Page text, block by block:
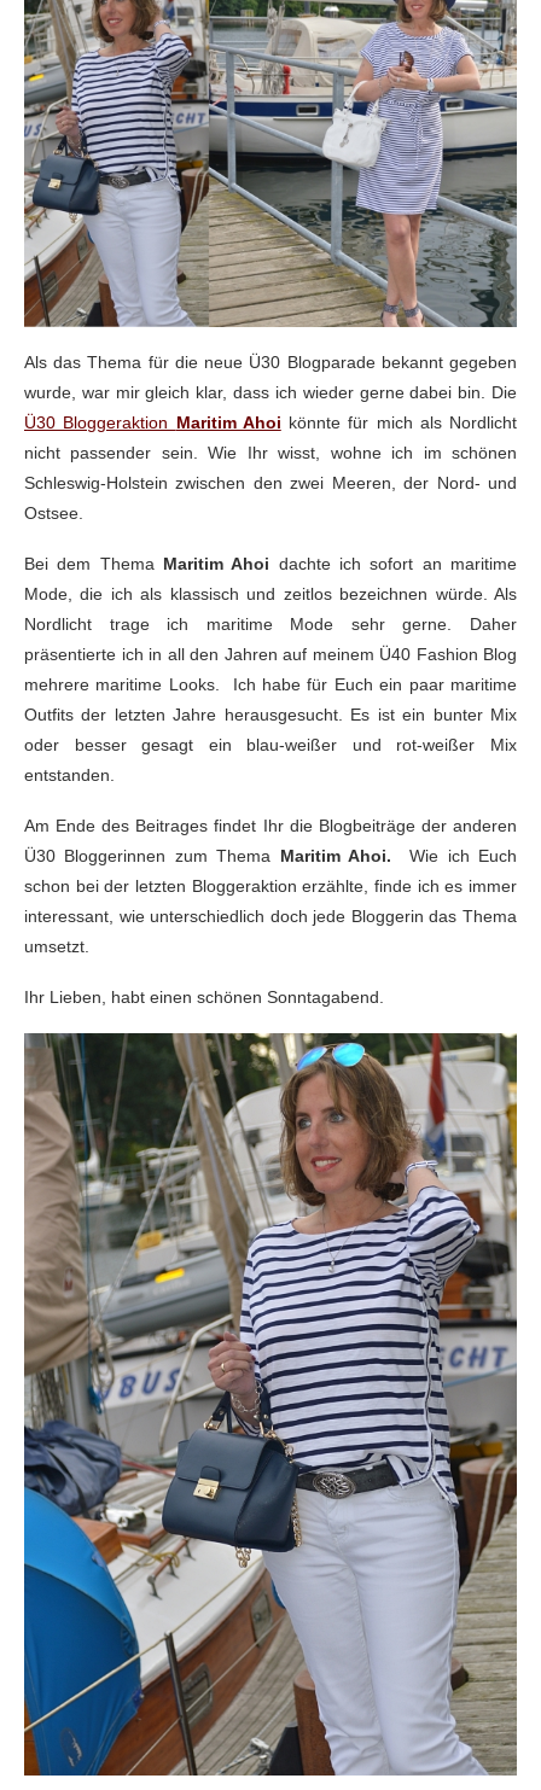
Als das Thema für die neue Ü30 Blogparade bekannt gegeben
wurde, war mir gleich klar, dass ich wieder gerne dabei bin. Die
Ü30 Bloggeraktion Maritim Ahoi könnte für mich als Nordlicht
nicht passender sein. Wie Ihr wisst, wohne ich im schönen
Schleswig-Holstein zwischen den zwei Meeren, der Nord- und
Ostsee.
Bei dem Thema Maritim Ahoi dachte ich sofort an maritime
Mode, die ich als klassisch und zeitlos bezeichnen würde. Als
Nordlicht trage ich maritime Mode sehr gerne. Daher
präsentierte ich in all den Jahren auf meinem Ü40 Fashion Blog
mehrere maritime Looks. Ich habe für Euch ein paar maritime
Outfits der letzten Jahre herausgesucht. Es ist ein bunter Mix
oder besser gesagt ein blau-weißer und rot-weißer Mix
entstanden.
Am Ende des Beitrages findet Ihr die Blogbeiträge der anderen
Ü30 Bloggerinnen zum Thema Maritim Ahoi.
Wie ich Euch
schon bei der letzten Bloggeraktion erzählte, finde ich es immer
interessant, wie unterschiedlich doch jede Bloggerin das Thema
umsetzt.
Ihr Lieben, habt einen schönen Sonntagabend.